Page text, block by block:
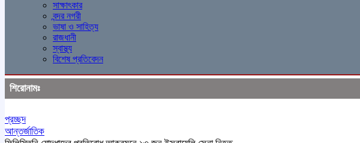
সাক্ষাৎকার
বন্দর নগরী
ভাষা ও সাহিত্য
রাজধানী
স্বাস্থ্য
বিশেষ প্রতিবেদন
শিরোনামঃ
প্রচ্ছদ
আন্তর্জাতিক